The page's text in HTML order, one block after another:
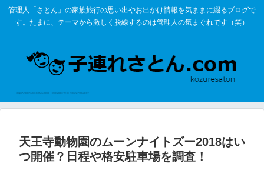
管理人「さとん」の家族旅行の思い出やお出かけ情報を気ままに綴るブログで
す。たまに、テーマから激しく脱線するのは管理人の気まぐれです（笑）
天王寺動物園のムーンナイトズー2018はい
つ開催？日程や格安駐車場を調査！